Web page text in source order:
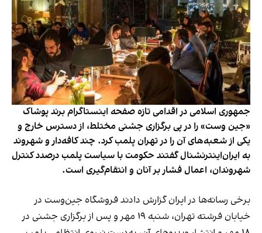
جمهوری اسلامی در اقدامی تازه صفحه اینستاگرام برند پوشاک
«جین وست» را در پی برگزاری جشنی مختلط، از دسترس خارج و
یکی از شعبه‌های آن را در تهران پلمب کرد. چند کافه‌‌دار و شهروند
به ایران‌اینترنشنال گفتند حکومت با سیاست پلمب درصدد کنترل
شهروندان، اعمال فشار بر آنان و انتقام‌گیری است.
برخی رسانه‌ها در ایران گزارش دادند فروشگاه جین‌وست در
خیابان فرشته تهران، شنبه ۱۹ مهر و پس از برگزاری جشنی در